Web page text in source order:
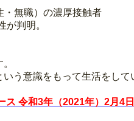
・無職）の濃厚接触者
判明。
う意識をもって生活をして
ス 令和3年（2021年）2月4